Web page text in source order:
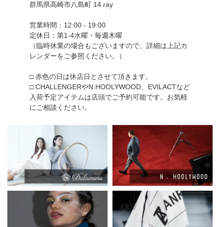
群馬県高崎市八島町 14 ray
営業時間：12:00 - 19:00
定休日：第1-4水曜・毎週木曜
（臨時休業の場合もございますので、詳細は上記カ
レンダーをご参照ください。）
□ 赤色の日は休店日とさせて頂きます。
□ CHALLENGERやN.HOOLYWOOD、EVILACTなど
入荷予定アイテムは店頭でご予約可能です。お気軽
にご相談ください。